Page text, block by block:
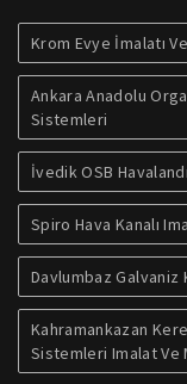
Krom Evye İmalatı
Ankara Anadolu
Sistemleri
İvedik OSB
Spiro Hava Kanalı
Davlumbaz Galvaniz
Kahramankazan
Sistemleri Imalat Ve